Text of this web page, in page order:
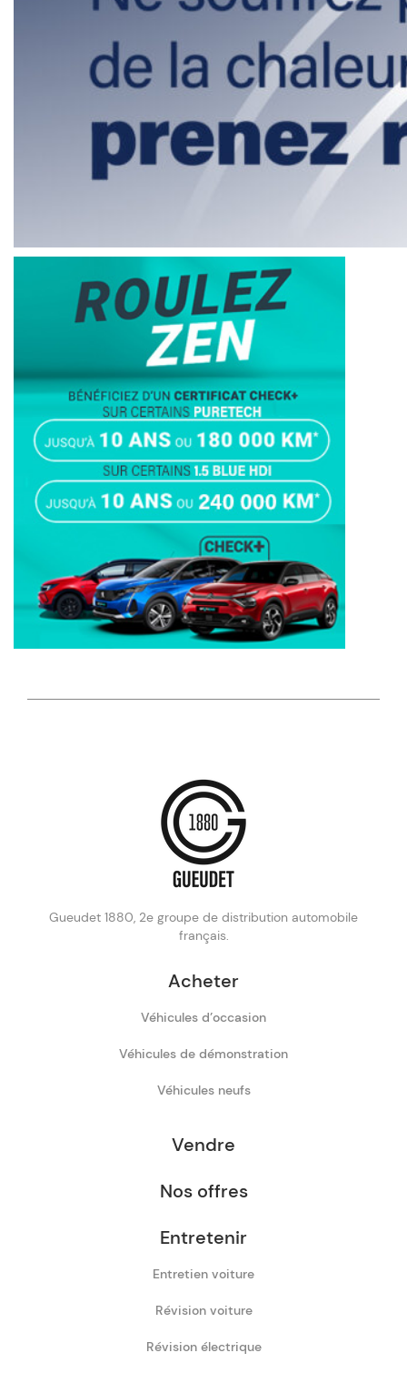
Gueudet 1880, 2e groupe de distribution automobile
français.
Acheter
Véhicules d’occasion
Véhicules de démonstration
Véhicules neufs
Vendre
Nos offres
Entretenir
Entretien voiture
Révision voiture
Révision électrique